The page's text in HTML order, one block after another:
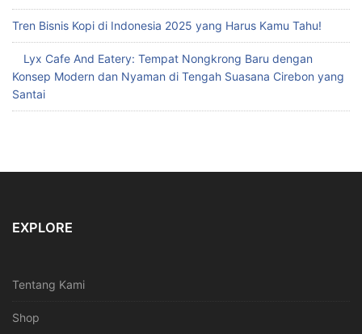
Tren Bisnis Kopi di Indonesia 2025 yang Harus Kamu Tahu!
Lyx Cafe And Eatery: Tempat Nongkrong Baru dengan
Konsep Modern dan Nyaman di Tengah Suasana Cirebon yang
Santai
EXPLORE
Tentang Kami
Shop